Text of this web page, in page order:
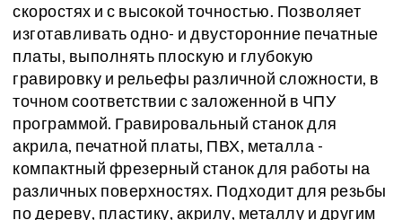
скоростях и с высокой точностью. Позволяет
изготавливать одно- и двусторонние печатные
платы, выполнять плоскую и глубокую
гравировку и рельефы различной сложности, в
точном соответствии с заложенной в ЧПУ
программой. Гравировальный станок для
акрила, печатной платы, ПВХ, металла -
компактный фрезерный станок для работы на
различных поверхностях. Подходит для резьбы
по дереву, пластику, акрилу, металлу и другим